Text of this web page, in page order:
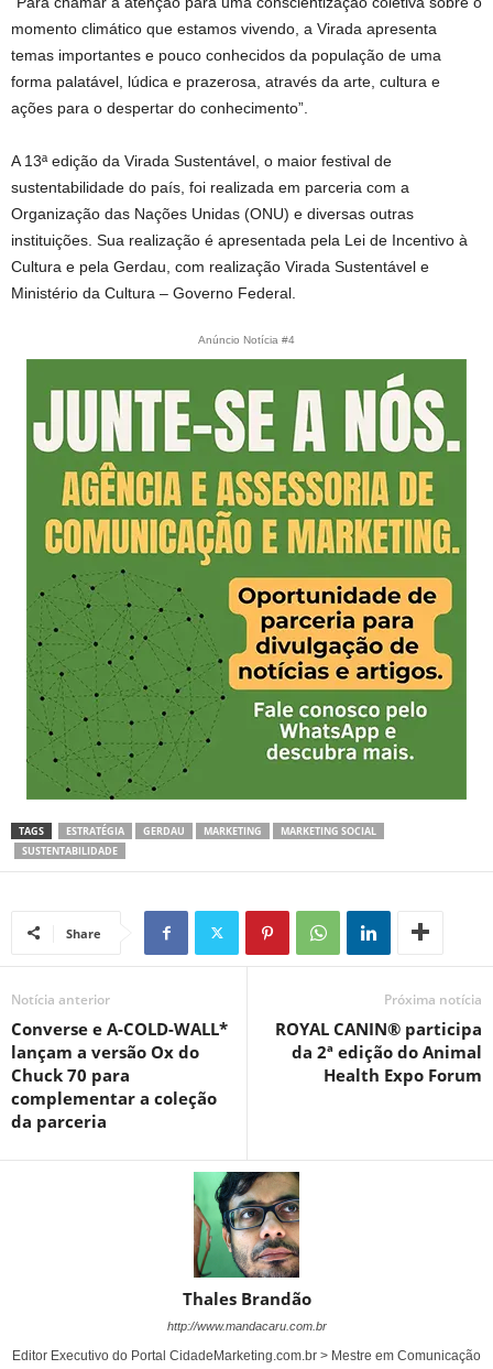
momento climático que estamos vivendo, a Virada apresenta
temas importantes e pouco conhecidos da população de uma
forma palatável, lúdica e prazerosa, através da arte, cultura e
ações para o despertar do conhecimento”.
A 13ª edição da Virada Sustentável, o maior festival de
sustentabilidade do país, foi realizada em parceria com a
Organização das Nações Unidas (ONU) e diversas outras
instituições. Sua realização é apresentada pela Lei de Incentivo à
Cultura e pela Gerdau, com realização Virada Sustentável e
Ministério da Cultura – Governo Federal.
Anúncio Notícia #4
TAGS ESTRATÉGIA GERDAU MARKETING
MARKETING SOCIAL
SUSTENTABILIDADE
Share
Notícia anterior
Converse e A-COLD-WALL*
lançam a versão Ox do
Chuck 70 para
complementar a coleção
da parceria
Próxima notícia
ROYAL CANIN® participa
da 2ª edição do Animal
Health Expo Forum
Thales Brandão
http://www.mandacaru.com.br
Editor Executivo do Portal CidadeMarketing.com.br > Mestre em Comunicação